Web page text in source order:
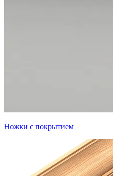
Ножки с покрытием